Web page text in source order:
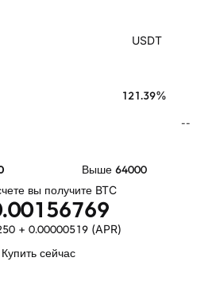
USDT
121.39%
--
Выше 64000
вы получите BTC
+ 0.00000519 (APR)
Купить сейчас